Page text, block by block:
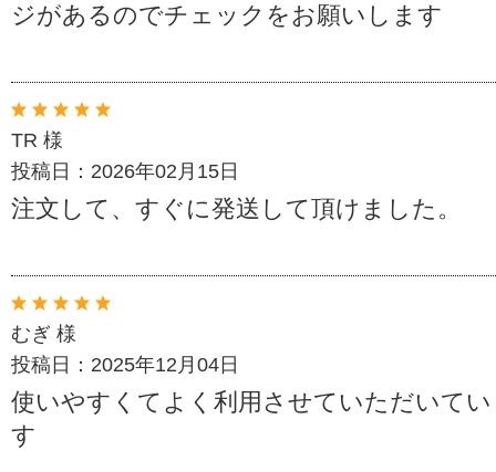
ジがあるのでチェックをお願いします
TR 様
投稿日：2026年02月15日
注文して、すぐに発送して頂けました。
むぎ 様
投稿日：2025年12月04日
使いやすくてよく利用させていただいて
す